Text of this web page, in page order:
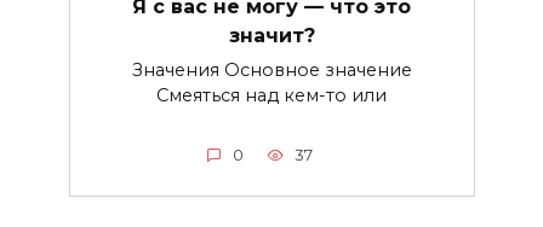
Я с вас не могу — что это
значит?
Значения Основное значение
Смеяться над кем-то или
0 37